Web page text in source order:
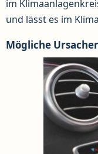
im
und lässt es im
Mögliche